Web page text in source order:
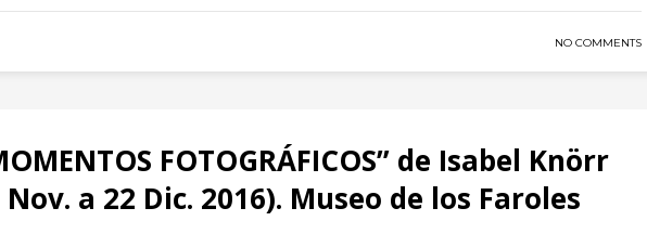
NO COMMENTS
FOTOGRÁFICOS” de Isabel Knörr
a 22 Dic. 2016). Museo de los Faroles